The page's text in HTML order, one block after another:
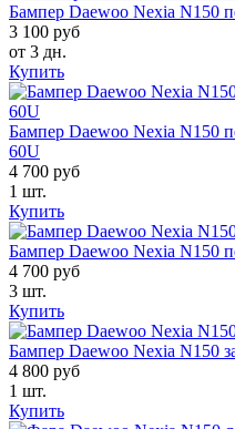
Бампер Daewoo Nexia
3 100 руб
от 3 дн.
Купить
Бампер Daewoo Nexia N150
60U
4 700 руб
1 шт.
Купить
Бампер Daewoo Nexia N150
4 700 руб
3 шт.
Купить
Бампер Daewoo Nexia
4 800 руб
1 шт.
Купить